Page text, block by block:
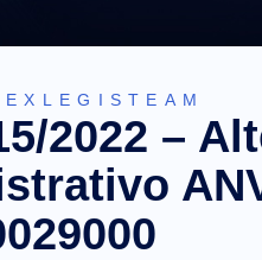
2022 –